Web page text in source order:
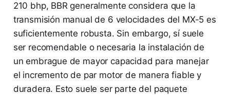
210 bhp, BBR generalmente considera que la
transmisión manual de 6 velocidades del MX-5 es
suficientemente robusta. Sin embargo, sí suele
ser recomendable o necesaria la instalación de
un embrague de mayor capacidad para manejar
el incremento de par motor de manera fiable y
duradera. Esto suele ser parte del paquete